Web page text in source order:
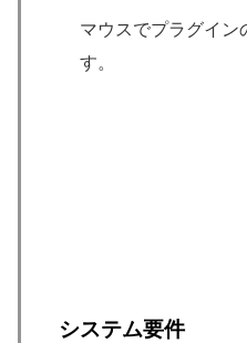
マウスでプラグイン
す。
システム要件